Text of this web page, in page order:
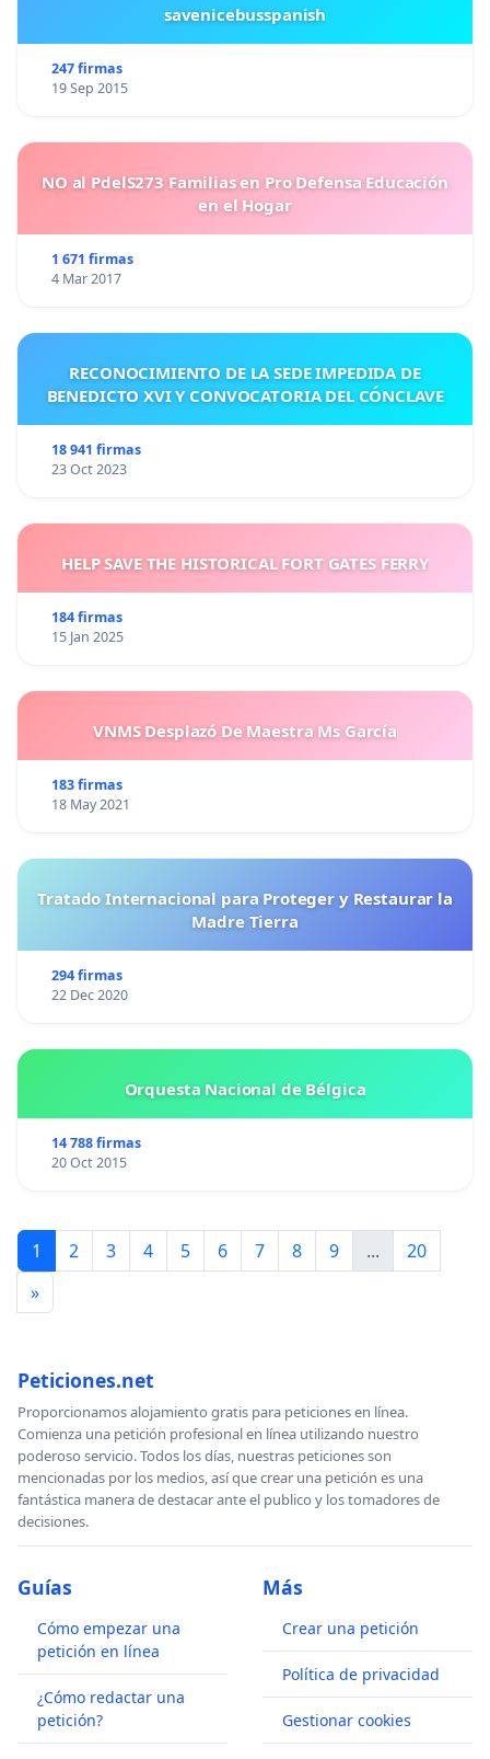
savenicebusspanish
247 firmas
19 Sep 2015
NO al PdelS273 Familias en Pro Defensa Educación
en el Hogar
1 671 firmas
4 Mar 2017
RECONOCIMIENTO DE LA SEDE IMPEDIDA DE
BENEDICTO XVI Y CONVOCATORIA DEL CÓNCLAVE
18 941 firmas
23 Oct 2023
HELP SAVE THE HISTORICAL FORT GATES FERRY
184 firmas
15 Jan 2025
VNMS Desplazó De Maestra Ms García
183 firmas
18 May 2021
Tratado Internacional para Proteger y Restaurar la
Madre Tierra
294 firmas
22 Dec 2020
Orquesta Nacional de Bélgica
14 788 firmas
20 Oct 2015
1 2 3 4 5 6 7 8 9 ...
20
»
Peticiones.net
Proporcionamos alojamiento gratis para peticiones en línea.
Comienza una petición profesional en línea utilizando nuestro
poderoso servicio. Todos los días, nuestras peticiones son
mencionadas por los medios, así que crear una petición es una
fantástica manera de destacar ante el publico y los tomadores de
decisiones.
Guías
Cómo empezar una
petición en línea
¿Cómo redactar una
petición?
Más
Crear una petición
Política de privacidad
Gestionar cookies